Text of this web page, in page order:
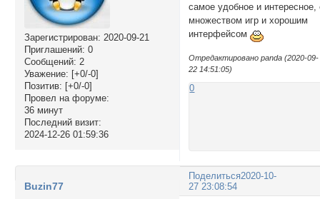
Зарегистрирован: 2020-09-21
Приглашений: 0
Сообщений: 2
Уважение: [+0/-0]
Позитив: [+0/-0]
Провел на форуме:
36 минут
Последний визит:
2024-12-26 01:59:36
самое удобное и интересное,
множеством игр и хорошим
интерфейсом
Отредактировано panda (2020-09-
22 14:51:05)
0
Поделиться2020-10-
27 23:08:54
Buzin77